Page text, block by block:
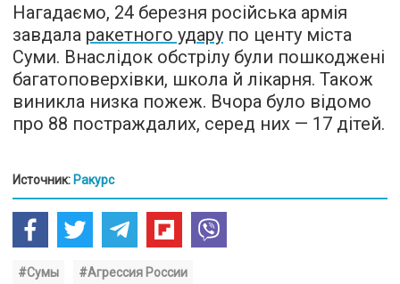
Нагадаємо, 24 березня російська армія
завдала ракетного удару по центу міста
Суми. Внаслідок обстрілу були пошкоджені
багатоповерхівки, школа й лікарня. Також
виникла низка пожеж. Вчора було відомо
про 88 постраждалих, серед них — 17 дітей.
Источник: Ракурс
#Сумы #Агрессия России